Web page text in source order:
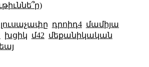
լուսաչափը դրոիդ4 մամիյա
խցիկ մ42 մեքանիկական